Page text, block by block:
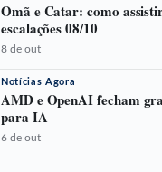
Omã e Catar: como
escalações 08/10
8 de out
Notícias Agora
AMD e OpenAI fecham
para IA
6 de out